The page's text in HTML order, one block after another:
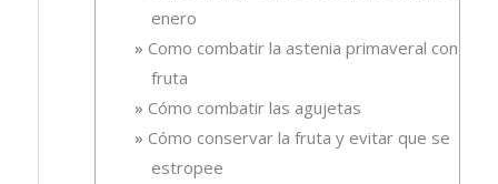
enero
Como combatir la astenia primaveral con
fruta
Cómo combatir las agujetas
Cómo conservar la fruta y evitar que se
estropee